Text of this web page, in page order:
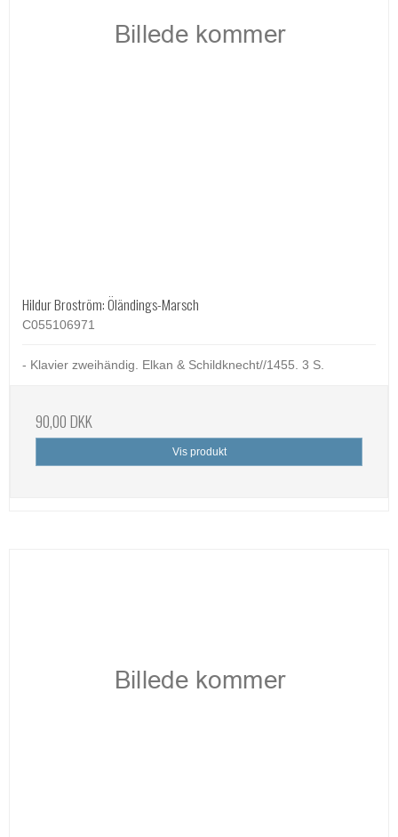
Hildur Broström: Öländings-Marsch
C055106971
- Klavier zweihändig. Elkan & Schildknecht//1455. 3 S.
90,00 DKK
Vis produkt